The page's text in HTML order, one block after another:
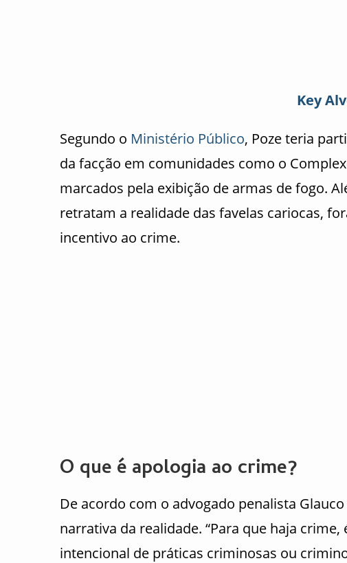
Key
Segundo o Ministério Público, Poze teria
da facção em comunidades como o
marcados pela exibição de armas de fogo.
retratam a realidade das favelas cariocas,
incentivo ao crime.
O que é apologia ao crime?
De acordo com o advogado penalista
narrativa da realidade. “Para que haja
intencional de práticas criminosas ou